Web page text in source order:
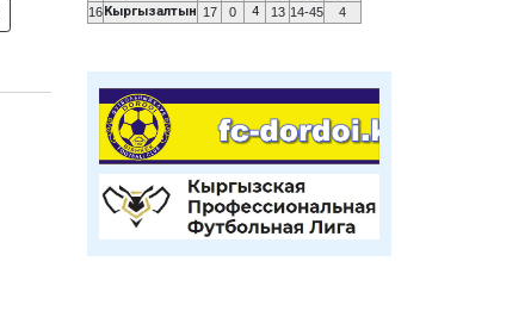
16 Кыргызалтын 17 0 4 13 14-45 4